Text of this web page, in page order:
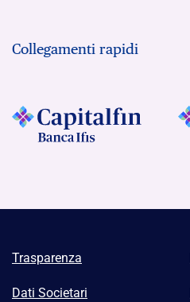
Collegamenti rapidi
Trasparenza
Dati Societari